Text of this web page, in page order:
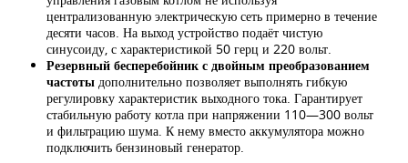
централизованную электрическую сеть примерно в течение
десяти часов. На выход устройство подаёт чистую
синусоиду, с характеристикой 50 герц и 220 вольт.
Резервный бесперебойник с двойным преобразованием
частоты дополнительно позволяет выполнять гибкую
регулировку характеристик выходного тока. Гарантирует
стабильную работу котла при напряжении 110—300 вольт
и фильтрацию шума. К нему вместо аккумулятора можно
подключить бензиновый генератор.